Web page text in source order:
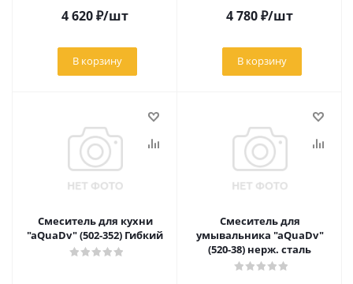
4 620₽/шт
В корзину
4 780₽/шт
В корзину
Смеситель для кухни
"aQuaDv" (502-352) Гибкий
Смеситель для
умывальника "aQuaDv"
(520-38) нерж. сталь